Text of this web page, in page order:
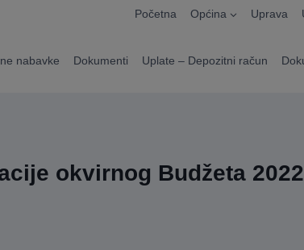
Početna Općina Uprava
nabavke Dokumenti Uplate – Depozitni račun
okvirnog Budžeta